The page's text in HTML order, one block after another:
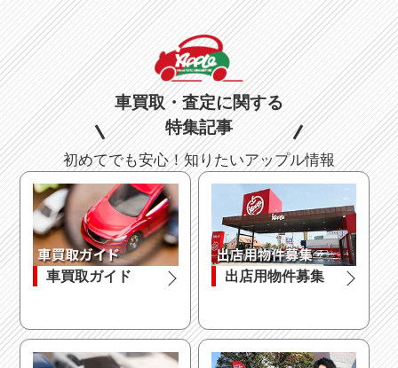
車買取・査定に関する
特集記事
初めてでも安心！知りたいアップル情報
車買取ガイド 出店用物件募集